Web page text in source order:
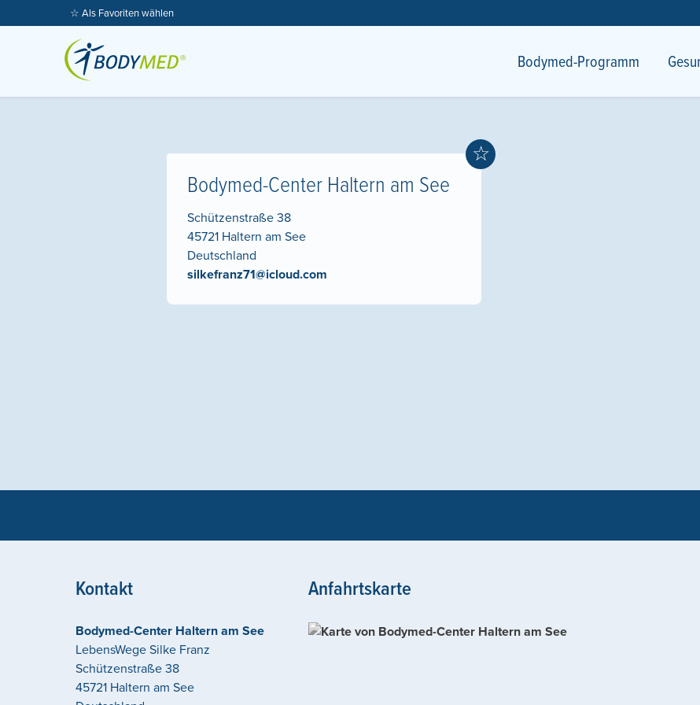
☆ Als Favoriten wählen
Bodymed-Programm
☆
Bodymed-Center Haltern am See
Schützenstraße 38
45721 Haltern am See
Deutschland
silkefranz71@icloud.com
Kontakt
Bodymed-Center Haltern am See
LebensWege Silke Franz
Schützenstraße 38
45721 Haltern am See
Anfahrtskarte